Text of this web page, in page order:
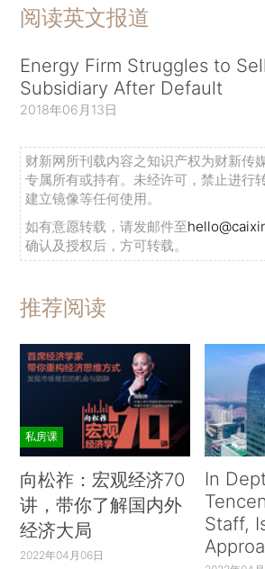
阅读英文报道
Energy Firm Struggles to
Subsidiary After Default
2018年06月13日
财新网所刊载内容之知识产权为财新传
专属所有或持有。未经许可，禁止进行
建立镜像等任何使用。
如有意愿转载，请发邮件至
确认及授权后，方可转载。
推荐阅读
私房课
向松祚：宏观经济70
讲，带你了解国内外
经济大局
2022年04月06日
In
Staff,